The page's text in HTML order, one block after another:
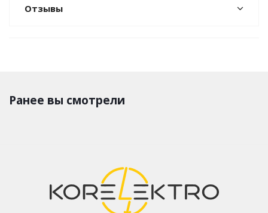
Отзывы
Ранее вы смотрели